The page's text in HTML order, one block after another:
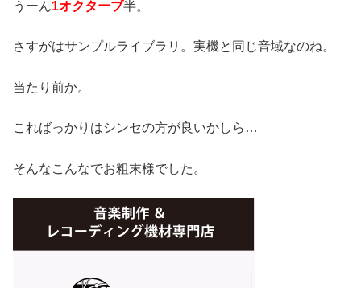
うーん1オクターブ半。
さすがはサンプルライブラリ。実機と同じ音域なのね。
当たり前か。
こればっかりはシンセの方が良いかしら…
そんなこんなでお粗末様でした。